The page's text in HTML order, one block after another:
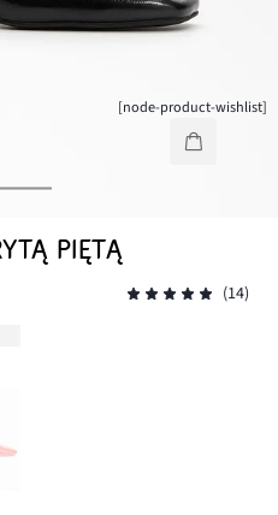
[node-product-wishlist]
PIĘTĄ
(14)